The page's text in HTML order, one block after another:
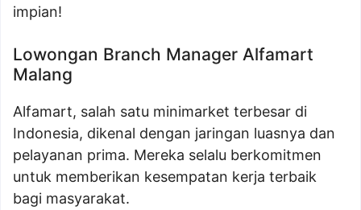
impian!
Lowongan Branch Manager Alfamart
Malang
Alfamart, salah satu minimarket terbesar di
Indonesia, dikenal dengan jaringan luasnya dan
pelayanan prima. Mereka selalu berkomitmen
untuk memberikan kesempatan kerja terbaik
bagi masyarakat.